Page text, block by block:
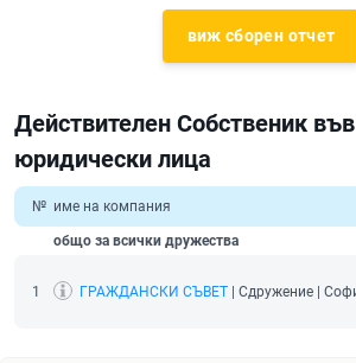
виж сборен отчет
Действителен Собственик
юридически лица
№ име на компания
общо за всички дружества
1 ГРАЖДАНСКИ СЪВЕТ | Сдружение |